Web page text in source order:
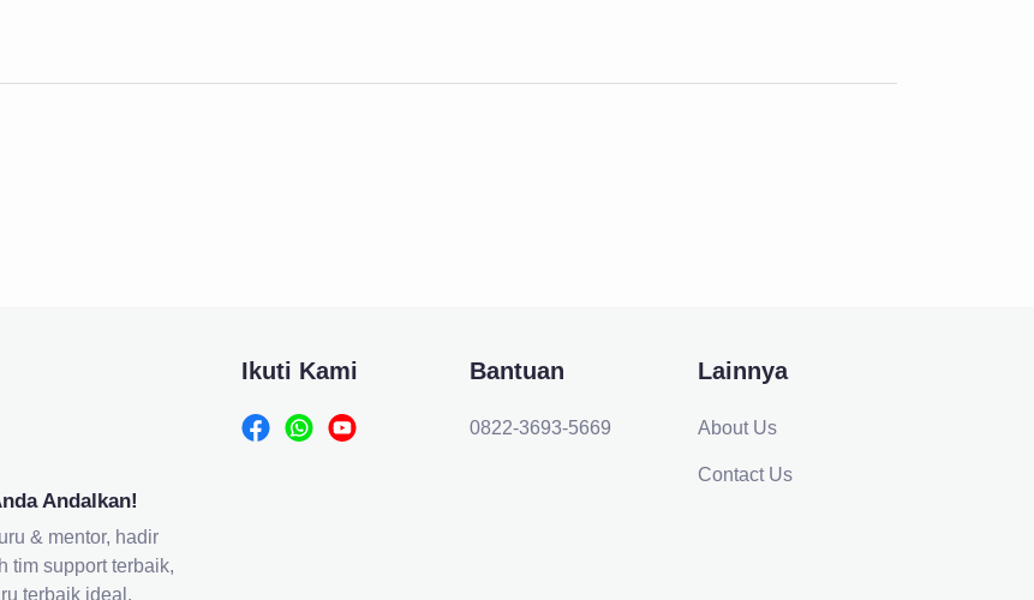
Andalkan!
& mentor, hadir
tim support terbaik,
terbaik ideal.
Ikuti Kami Bantuan
0822-3693-5669
Lainnya
About Us
Contact Us